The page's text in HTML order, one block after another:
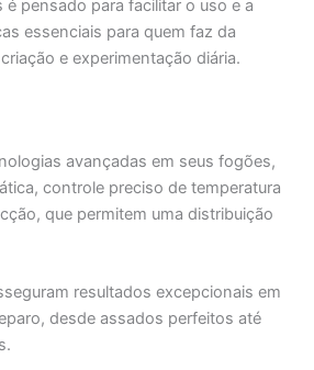
pensado para facilitar o uso e a
essenciais para quem faz da
e experimentação diária.
avançadas em seus fogões,
controle preciso de temperatura
que permitem uma distribuição
resultados excepcionais em
desde assados perfeitos até